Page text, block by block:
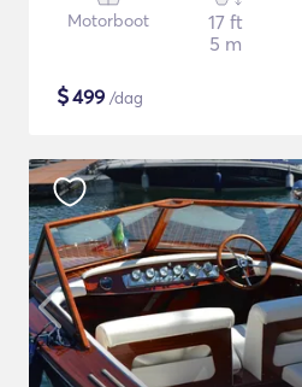
Motorboot
17 ft
5 m
$499 /dag